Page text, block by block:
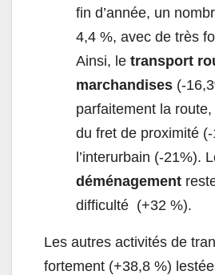
fin d’année, un
4,4 %, avec de très
Ainsi, le transport
marchandises (-
parfaitement la route,
du fret de proximité
l’interurbain (-21%).
déménagement
difficulté (+32 %).
Les autres activités de
fortement (+38,8 %)